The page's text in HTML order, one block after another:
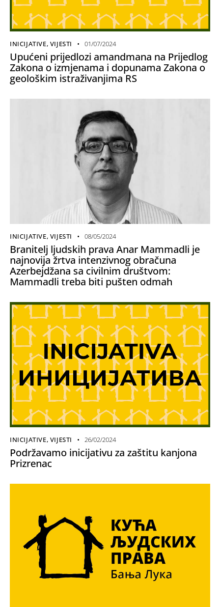
INICIJATIVE, VIJESTI 01/07/2024
Upućeni prijedlozi amandmana na Prijedlog
Zakona o izmjenama i dopunama Zakona o
geološkim istraživanjima RS
INICIJATIVE, VIJESTI 08/05/2024
Branitelj ljudskih prava Anar Mammadli je
najnovija žrtva intenzivnog obračuna
Azerbejdžana sa civilnim društvom:
Mammadli treba biti pušten odmah
INICIJATIVE, VIJESTI 26/02/2024
Podržavamo inicijativu za zaštitu kanjona
Prizrenac